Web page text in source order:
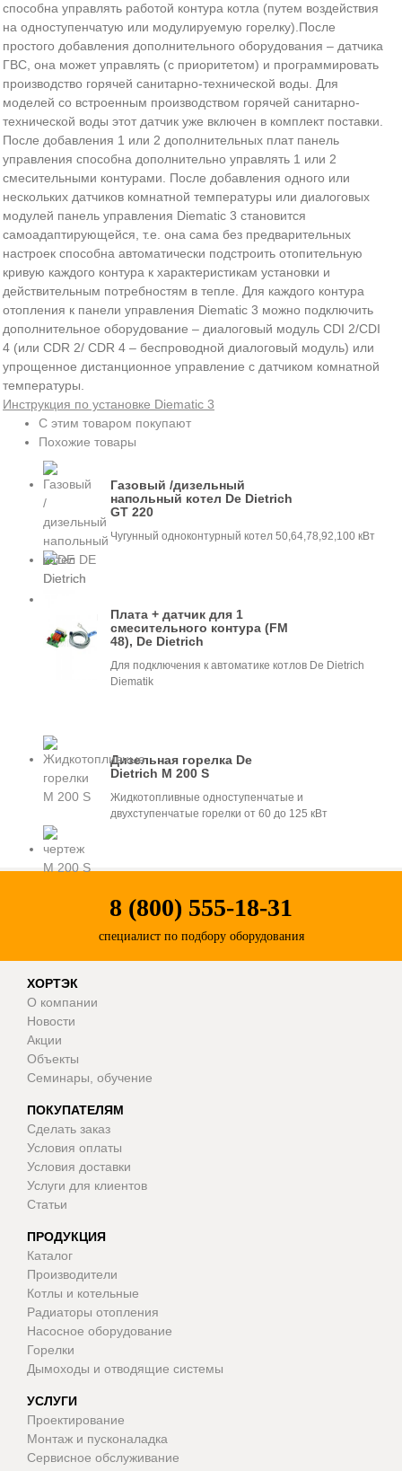
способна управлять работой контура котла (путем воздействия
на одноступенчатую или модулируемую горелку).После
простого добавления дополнительного оборудования – датчика
ГВС, она может управлять (с приоритетом) и программировать
производство горячей санитарно-технической воды. Для
моделей со встроенным производством горячей санитарно-
технической воды этот датчик уже включен в комплект поставки.
После добавления 1 или 2 дополнительных плат панель
управления способна дополнительно управлять 1 или 2
смесительными контурами. После добавления одного или
нескольких датчиков комнатной температуры или диалоговых
модулей панель управления Diematic 3 становится
самоадаптирующейся, т.е. она сама без предварительных
настроек способна автоматически подстроить отопительную
кривую каждого контура к характеристикам установки и
действительным потребностям в тепле. Для каждого контура
отопления к панели управления Diematic 3 можно подключить
дополнительное оборудование – диалоговый модуль CDI 2/CDI
4 (или CDR 2/ CDR 4 – беспроводной диалоговый модуль) или
упрощенное дистанционное управление с датчиком комнатной
температуры.
Инструкция по установке Diematic 3
С этим товаром покупают
Похожие товары
Газовый /дизельный
напольный котел De Dietrich
GT 220
Чугунный одноконтурный котел 50,64,78,92,100 кВт
Плата + датчик для 1
смесительного контура (FM
48), De Dietrich
Для подключения к автоматике котлов De Dietrich
Diematik
Дизельная горелка De
Dietrich M 200 S
Жидкотопливные одноступенчатые и
двухступенчатые горелки от 60 до 125 кВт
8 (800) 555-18-31
специалист по подбору оборудования
ХОРТЭК
О компании
Новости
Акции
Объекты
Семинары, обучение
ПОКУПАТЕЛЯМ
Сделать заказ
Условия оплаты
Условия доставки
Услуги для клиентов
Статьи
ПРОДУКЦИЯ
Каталог
Производители
Котлы и котельные
Радиаторы отопления
Насосное оборудование
Горелки
Дымоходы и отводящие системы
УСЛУГИ
Проектирование
Монтаж и пусконаладка
Сервисное обслуживание